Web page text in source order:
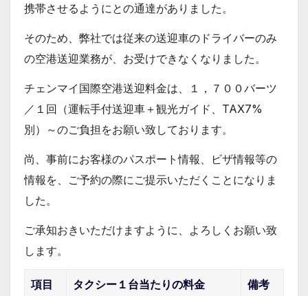
携帯させるようにとの通達がありました。
そのため、弊社では従来の送迎車のドライバーのみ
の空港送迎業務が、お受けできなくなりました。
チェンマイ国際空港送迎料金は、１，７００バーツ
／１回（運転手付送迎車＋観光ガイド、TAX7%
別）～のご負担をお願い致しております。
尚、事前にお客様のパスポート情報、ビザ情報等の
情報を、ご予約の際にご提示いただくことになりま
した。
ご承知おきいただけますように、よろしくお願い致
します。
項目 タクシー１台当たりの料金 備考